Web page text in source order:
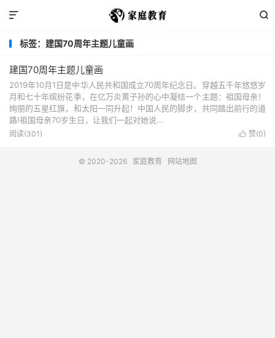


标签：建国70周年主题儿童画
建国70周年主题儿童画
2019年10月1日是中华人民共和国成立70周年纪念日。穿越五千年悠悠岁
月和七十年缤纷花季，在亿万炎黄子孙的心中凝结一个主题：祖国母亲！
绚丽的五星红旗，和太阳一同升起！中国人民的脚步，共同踏出前行的道
路!祖国母亲70岁生日，让我们一起对她说...
 赞(0)
阅读(301)
© 2020-2026 家庭教育 网站地图